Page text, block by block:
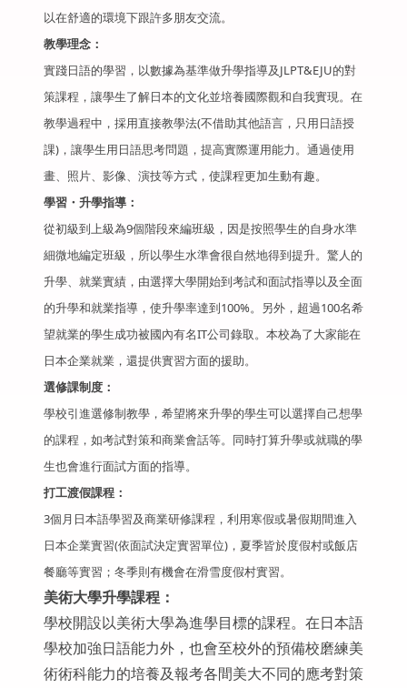
以在舒適的環境下跟許多朋友交流。
教學理念：
實踐日語的學習，以數據為基準做升學指導及JLPT&EJU的對
策課程，讓學生了解日本的文化並培養國際觀和自我實現。在
教學過程中，採用直接教學法(不借助其他語言，只用日語授
課)，讓學生用日語思考問題，提高實際運用能力。通過使用
畫、照片、影像、演技等方式，使課程更加生動有趣。
學習・升學指導：
從初級到上級為9個階段來編班級，因是按照學生的自身水準
細微地編定班級，所以學生水準會很自然地得到提升。驚人的
升學、就業實績，由選擇大學開始到考試和面試指導以及全面
的升學和就業指導，使升學率達到100%。另外，超過100名希
望就業的學生成功被國內有名IT公司錄取。本校為了大家能在
日本企業就業，還提供實習方面的援助。
選修課制度：
學校引進選修制教學，希望將來升學的學生可以選擇自己想學
的課程，如考試對策和商業會話等。同時打算升學或就職的學
生也會進行面試方面的指導。
打工渡假課程：
3個月日本語學習及商業研修課程，利用寒假或暑假期間進入
日本企業實習(依面試決定實習單位)，夏季皆於度假村或飯店
餐廳等實習；冬季則有機會在滑雪度假村實習。
美術大學升學課程：
學校開設以美術大學為進學目標的課程。在日本語
學校加強日語能力外，也會至校外的預備校磨練美
術術科能力的培養及報考各間美大不同的應考對策